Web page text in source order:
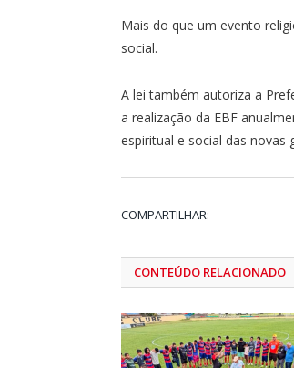
Mais do que um evento
social.
A lei também autoriza a
a realização da EBF
espiritual e social das novas
COMPARTILHAR:
CONTEÚDO RELACIONADO